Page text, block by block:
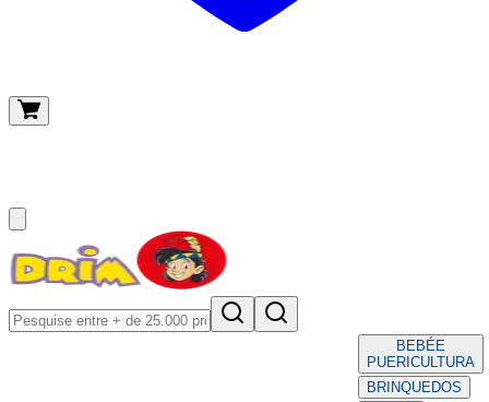
BEBÉE
PUERICULTURA
BRINQUEDOS